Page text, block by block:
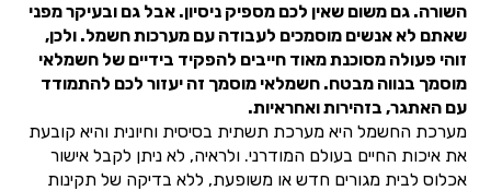
השורה. גם משום שאין לכם מספיק ניסיון. אבל גם ובעיקר מפני
שאתם לא אנשים מוסמכים לעבודה עם מערכות חשמל. ולכן,
זוהי פעולה מסוכנת מאוד חייבים להפקיד בידיים של חשמלאי
מוסמך בנווה מבטח. חשמלאי מוסמך זה יעזור לכם להתמודד
עם האתגר, בזהירות ואחראיות.
מערכת החשמל היא מערכת תשתית בסיסית וחיונית והיא קובעת
את איכות החיים בעולם המודרני. ולראיה, לא ניתן לקבל אישור
אכלוס לבית מגורים חדש או משופעת, ללא בדיקה של תקינות